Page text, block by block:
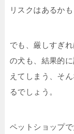
リスクはあるかも
でも、厳しすぎ
の犬も、結果的
えてしまう、そ
るでしょう。
ペットショップ